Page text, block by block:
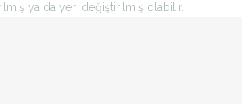
ya da yeri değiştirilmiş olabilir.